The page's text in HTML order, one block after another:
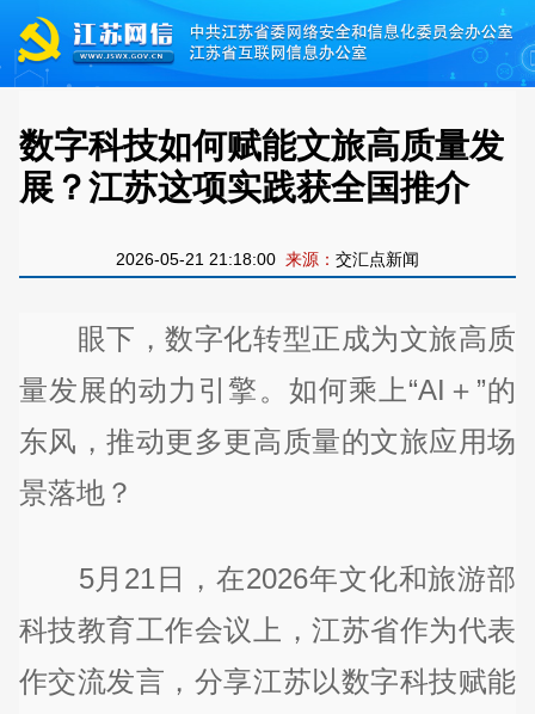
数字科技如何赋能文旅高质量发
展？江苏这项实践获全国推介
2026-05-21 21:18:00 来源： 交汇点新闻
眼下，数字化转型正成为文旅高质
量发展的动力引擎。如何乘上“AI＋”的
东风，推动更多更高质量的文旅应用场
景落地？
5月21日，在2026年文化和旅游部
科技教育工作会议上，江苏省作为代表
作交流发言，分享江苏以数字科技赋能